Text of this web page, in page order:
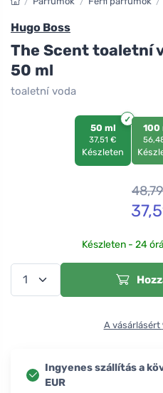
Hugo Boss
The Scent toaletní
50 ml
toaletní voda
50 ml
37,51 €
Készleten
100
48,79
Készleten - 24
A vásárlásért
Ingyenes szállítás a
EUR